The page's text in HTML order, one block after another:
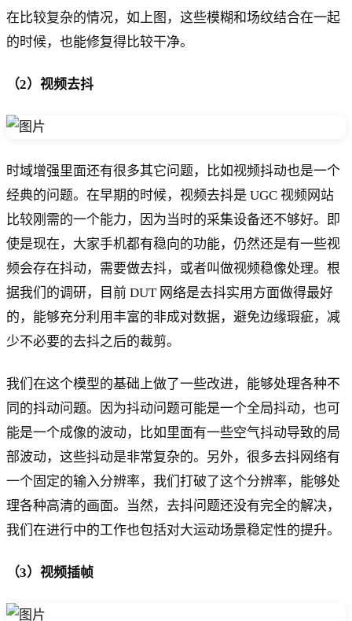
在比较复杂的情况，如上图，这些模糊和场纹结合在一起
的时候，也能修复得比较干净。
（2）视频去抖
时域增强里面还有很多其它问题，比如视频抖动也是一个
经典的问题。在早期的时候，视频去抖是 UGC 视频网站
比较刚需的一个能力，因为当时的采集设备还不够好。即
使是现在，大家手机都有稳向的功能，仍然还是有一些视
频会存在抖动，需要做去抖，或者叫做视频稳像处理。根
据我们的调研，目前 DUT 网络是去抖实用方面做得最好
的，能够充分利用丰富的非成对数据，避免边缘瑕疵，减
少不必要的去抖之后的裁剪。
我们在这个模型的基础上做了一些改进，能够处理各种不
同的抖动问题。因为抖动问题可能是一个全局抖动，也可
能是一个成像的波动，比如里面有一些空气抖动导致的局
部波动，这些抖动是非常复杂的。另外，很多去抖网络有
一个固定的输入分辨率，我们打破了这个分辨率，能够处
理各种高清的画面。当然，去抖问题还没有完全的解决，
我们在进行中的工作也包括对大运动场景稳定性的提升。
（3）视频插帧